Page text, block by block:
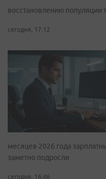
восстановлению популяции
сегодня, 17:12
месяцев 2026 года
заметно подросли
сегодня, 16:46